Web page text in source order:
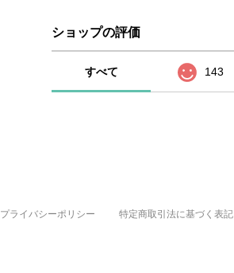
ショップの評価
すべて 143
プライバシーポリシー 特定商取引法に基づく表記